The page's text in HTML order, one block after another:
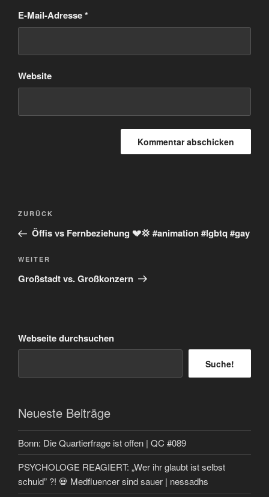
E-Mail-Adresse*
Website
Beitragsnavigation
Vorheriger
Beitrag
ZURÜCK
Öffis vs Fernbeziehung 💔💢 #animation #lgbtq #gay
Nächster
Beitrag
WEITER
Großstadt vs. Großkonzern
Webseite durchsuchen
Suche!
Neueste Beiträge
Bonn: Die Quartierfrage ist offen | QC #089
PSYCHOLOGE REAGIERT: „Wer ihr glaubt ist selbst
schuld” ?! 💀 Medfluencer sind sauer | nessadhs